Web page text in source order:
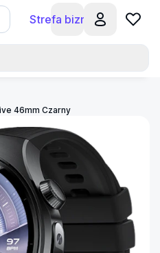
Strefa biznesu
46mm Czarny